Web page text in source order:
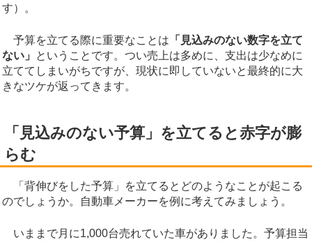
す）。
予算を立てる際に重要なことは 「見込みのない数字を立て
ない」
ということです。つい売上は多めに、支出は少なめに
立ててしまいがちですが、現状に即していないと最終的に大
きなツケが返ってきます。
「見込みのない予算」を立てると赤字が膨
らむ
「背伸びをした予算」を立てるとどのようなことが起こる
のでしょうか。自動車メーカーを例に考えてみましょう。
いままで月に1,000台売れていた車がありました。予算担当